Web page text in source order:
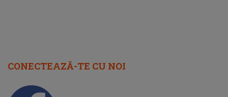
CONECTEAZĂ-TE CU NOI